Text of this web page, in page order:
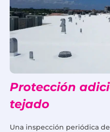
Protección
tejado
Una inspección periódica